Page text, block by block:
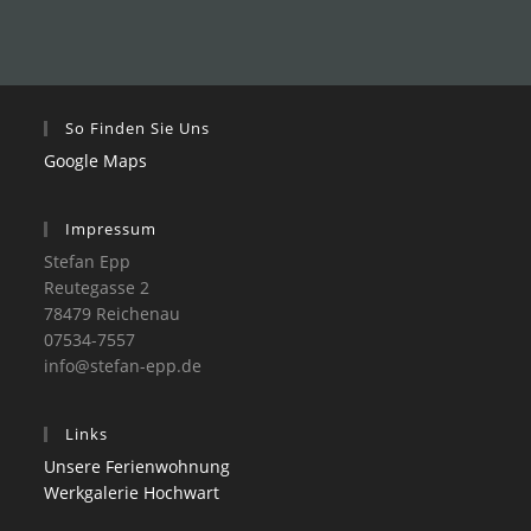
So Finden Sie Uns
Google Maps
Impressum
Stefan Epp
Reutegasse 2
78479 Reichenau
07534-7557
info@stefan-epp.de
Links
Unsere Ferienwohnung
Werkgalerie Hochwart